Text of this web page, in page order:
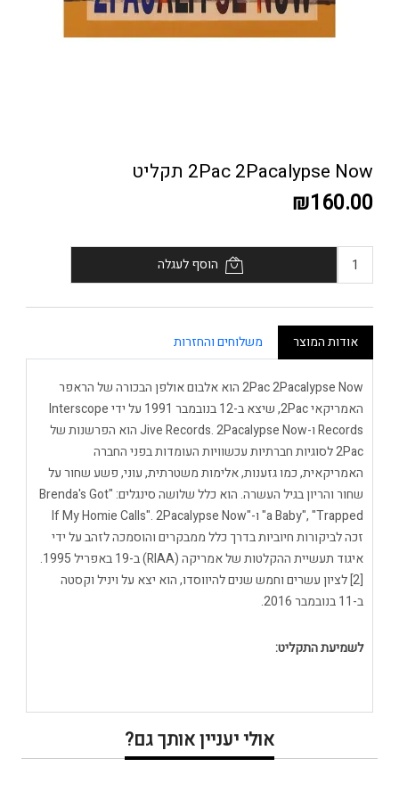
2Pac 2Pacalypse Now תקליט
₪160.00
הוסף לעגלה
אודות המוצר משלוחים והחזרות
2Pac 2Pacalypse Now הוא אלבום אולפן הבכורה של הראפר
האמריקאי 2Pac, שיצא ב-12 בנובמבר 1991 על ידי Interscope
Records ו-Jive Records. 2Pacalypse Now הוא הפרשנות של
2Pac לסוגיות חברתיות עכשוויות העומדות בפני החברה
האמריקאית, כמו גזענות, אלימות משטרתית, עוני, פשע שחור על
שחור והריון בגיל העשרה. הוא כלל שלושה סינגלים: "Brenda's Got
a Baby", "Trapped" ו-"If My Homie Calls". 2Pacalypse Now
זכה לביקורות חיוביות בדרך כלל ממבקרים והוסמכה לזהב על ידי
איגוד תעשיית ההקלטות של אמריקה (RIAA) ב-19 באפריל 1995.
[2] לציון עשרים וחמש שנים להיווסדו, הוא יצא על ויניל וקסטה
ב-11 בנובמבר 2016.
לשמיעת התקליט:
אולי יעניין אותך גם?